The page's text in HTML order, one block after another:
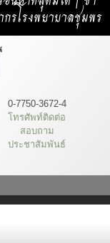
รโรงพยาบาลชุมพร
0-7750-3672-4
โทรศัพท์ติดต่อ
สอบถาม
ประชาสัมพันธ์